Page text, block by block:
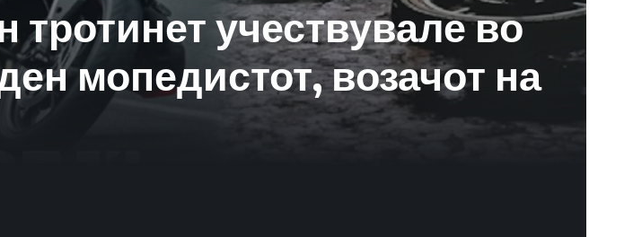
учествувале во
мопедистот, возачот на